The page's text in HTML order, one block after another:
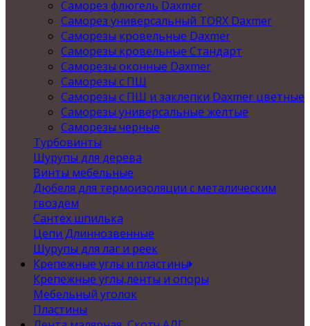
Саморез флюгель Daxmer
Саморез универсальный TORX Daxmer
Саморезы кровельные Daxmer
Саморезы кровельные Стандарт
Саморезы оконные Daxmer
Саморезы с ПШ
Саморезы с ПШ и заклепки Daxmer цветные
Саморезы универсальные желтые
Саморезы черные
Турбовинты
Шурупы для дерева
Винты мебельные
Дюбеля для термоизоляции с металическим
гвоздем
Сантех шпилька
Цепи Длиннозвенные
Шурупы для лаг и реек
Крепежные углы и пластины
Крепежные углы,ленты и опоры
Мебельный уголок
Пластины